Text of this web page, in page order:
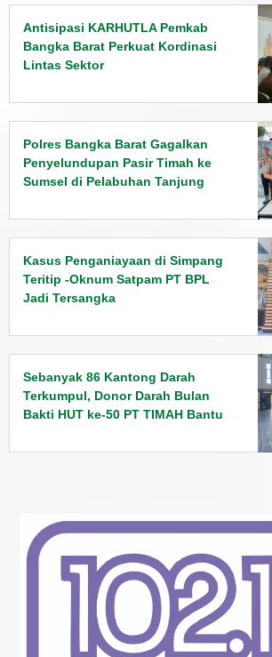
Antisipasi KARHUTLA Pemkab
Bangka Barat Perkuat Kordinasi
Lintas Sektor
Polres Bangka Barat Gagalkan
Penyelundupan Pasir Timah ke
Sumsel di Pelabuhan Tanjung
Kasus Penganiayaan di Simpang
Teritip -Oknum Satpam PT BPL
Jadi Tersangka
Sebanyak 86 Kantong Darah
Terkumpul, Donor Darah Bulan
Bakti HUT ke-50 PT TIMAH Bantu